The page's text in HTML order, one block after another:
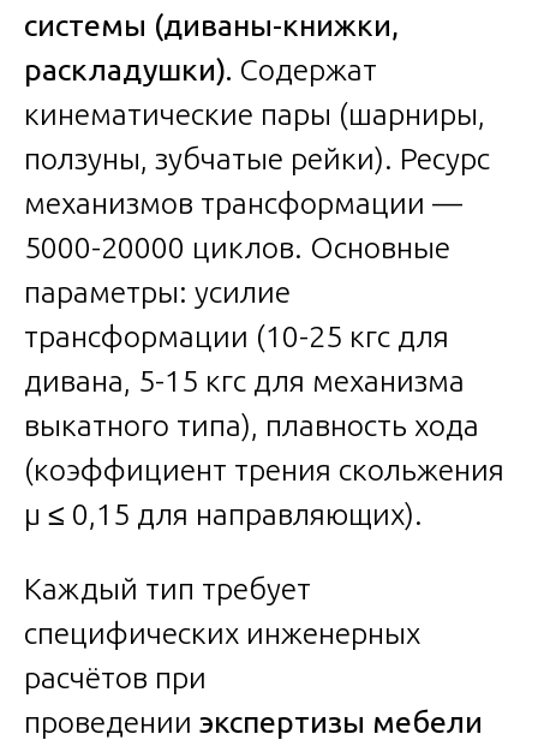
системы (диваны-книжки,
раскладушки). Содержат
кинематические пары (шарниры,
ползуны, зубчатые рейки). Ресурс
механизмов трансформации —
5000-20000 циклов. Основные
параметры: усилие
трансформации (10-25 кгс для
дивана, 5-15 кгс для механизма
выкатного типа), плавность хода
(коэффициент трения скольжения
µ ≤ 0,15 для направляющих).
Каждый тип требует
специфических инженерных
расчётов при
проведении экспертизы мебели